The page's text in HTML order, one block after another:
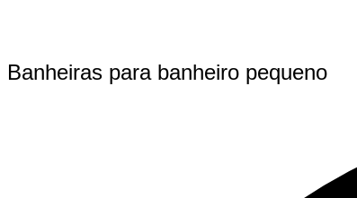
Banheiras para banheiro pequeno